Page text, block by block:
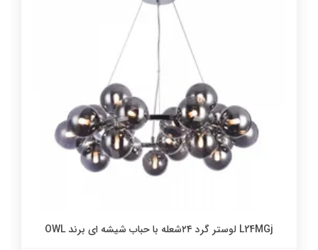
L24MGj لوستر گرد ۲۴شعله با حباب شیشه ای برند OWL